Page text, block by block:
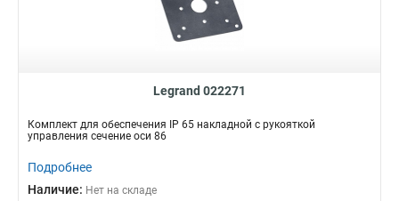
Legrand 022271
Комплект для обеспечения IP 65 накладной с рукояткой
управления сечение оси 86
Подробнее
Наличие: Нет на складе